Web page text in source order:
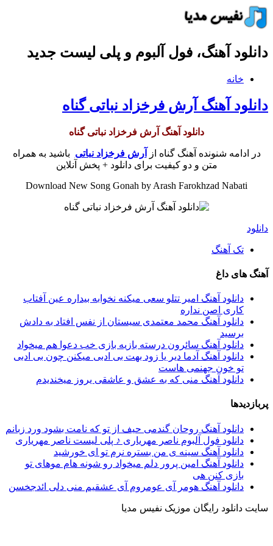
دانلود آهنگ، فول آلبوم و پلی لیست جدید
خانه
دانلود آهنگ آرش فرخزاد نباتی گناه
دانلود آهنگ آرش فرخزاد نباتی گناه
در ادامه شنونده آهنگ گناه از آرش فرخزاد نباتی باشید به همراه
متن و دو کیفیت برای دانلود + پخش آنلاین
Download New Song Gonah by Arash Farokhzad Nabati
دانلود
تک آهنگ
آهنگ های داغ
دانلود آهنگ امیر تتلو سعی میکنه نخوابه بیداره عین آفتاب
کاری اصن نداره
دانلود آهنگ محمد معتمدی سیستان از نفس افتاد به دادش
برسید
دانلود آهنگ سائرون درسته بازیه بازی خب دعوا هم میخواد
دانلود آهنگ آدما دیر یا زود بهت بی ادبی میکنن چون بی ادبی
تو خون جهنمی هاست
دانلود آهنگ منی که به عشق و عاشقی یروز میخندیدم
پربازدیدها
دانلود آهنگ روحان گندمی حیف از تو که نامت بشود ورد زبانم
دانلود فول آلبوم ناصر مهریاری ♪ پلی لیست ناصر مهریاری
دانلود آهنگ سینه ی من بستره نرم تو ای خورشید
دانلود آهنگ امین پرور دلم میخواد رو شونه هام موهای تو
بازی کنن هی
دانلود آهنگ هومر آی عومروم آی عشقیم منی دلی ائدجخسن
سایت دانلود رایگان موزیک نفیس مدیا